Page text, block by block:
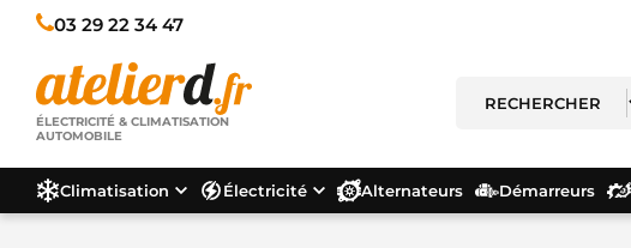
03 29 22 34 47
ÉLECTRICITÉ & CLIMATISATION
AUTOMOBILE
Climatisation Électricité Alternateurs Démarreurs